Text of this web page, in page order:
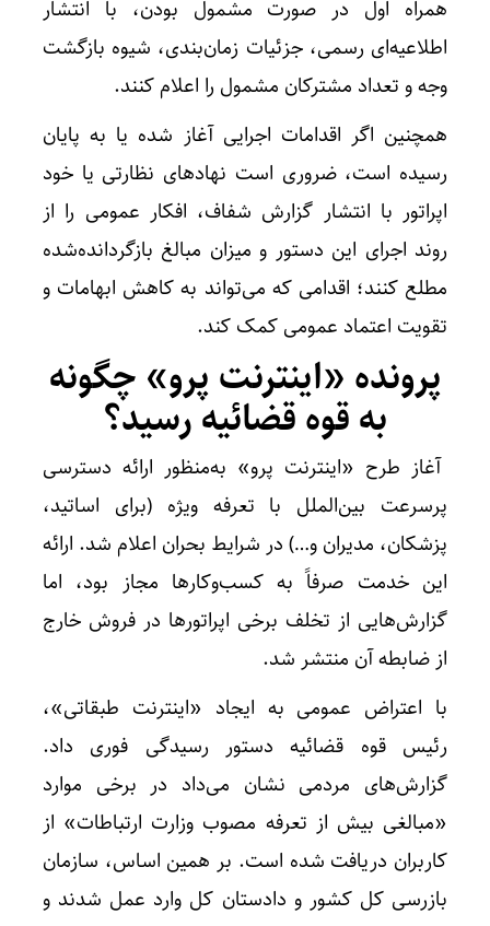
همراه اول در صورت مشمول بودن، با انتشار
اطلاعیه‌ای رسمی، جزئیات زمان‌بندی، شیوه بازگشت
وجه و تعداد مشترکان مشمول را اعلام کنند.
همچنین اگر اقدامات اجرایی آغاز شده یا به پایان
رسیده است، ضروری است نهادهای نظارتی یا خود
اپراتور با انتشار گزارش شفاف، افکار عمومی را از
روند اجرای این دستور و میزان مبالغ بازگردانده‌شده
مطلع کنند؛ اقدامی که می‌تواند به کاهش ابهامات و
تقویت اعتماد عمومی کمک کند.
پرونده «اینترنت پرو» چگونه
به قوه قضائیه رسید؟
آغاز طرح «اینترنت پرو» به‌منظور ارائه دسترسی
پرسرعت بین‌الملل با تعرفه ویژه (برای اساتید،
پزشکان، مدیران و…) در شرایط بحران اعلام شد. ارائه
این خدمت صرفاً به کسب‌وکارها مجاز بود، اما
گزارش‌هایی از تخلف برخی اپراتورها در فروش خارج
از ضابطه آن منتشر شد.
با اعتراض عمومی به ایجاد «اینترنت طبقاتی»،
رئیس قوه قضائیه دستور رسیدگی فوری داد.
گزارش‌های مردمی نشان می‌داد در برخی موارد
«مبالغی بیش از تعرفه مصوب وزارت ارتباطات» از
کاربران دریافت شده است. بر همین اساس، سازمان
بازرسی کل کشور و دادستان کل وارد عمل شدند و